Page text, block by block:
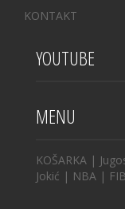
KONTAKT
YOUTUBE
MENU
KOŠARKA |
Jokić | NBA |